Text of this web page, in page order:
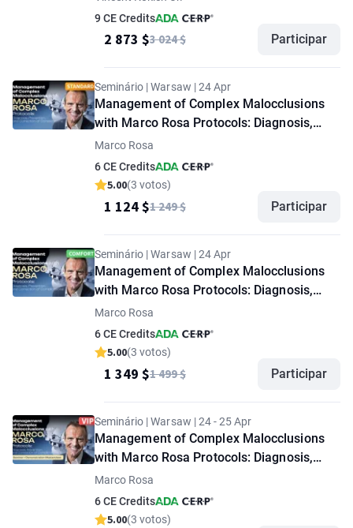
Outcomes for the Complex Dental Patient
9 CE Credits
2 873 $3 024 $ Participar
Seminário | Warsaw | 24 Apr
Management of Complex Malocclusions
with Marco Rosa Protocols: Diagnosis,
Prevention, and Correction of
Complications. "Standard" option
Marco Rosa
6 CE Credits
5.00(3 votos)
1 124 $1 249 $ Participar
Seminário | Warsaw | 24 Apr
Management of Complex Malocclusions
with Marco Rosa Protocols: Diagnosis,
Prevention, and Correction of
Complications. "Comfort" option
Marco Rosa
6 CE Credits
5.00(3 votos)
1 349 $1 499 $ Participar
Seminário | Warsaw | 24 - 25 Apr
Management of Complex Malocclusions
with Marco Rosa Protocols: Diagnosis,
Prevention, and Correction of
Complications. Seminar + Demonstration
Masterclass. "VIP" option
Marco Rosa
6 CE Credits
5.00(3 votos)